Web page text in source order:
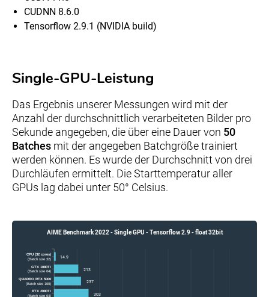
CUDNN 8.6.0
Tensorflow 2.9.1 (NVIDIA build)
Single-GPU-Leistung
Das Ergebnis unserer Messungen wird mit der
Anzahl der durchschnittlich verarbeiteten Bilder pro
Sekunde angegeben, die über eine Dauer von 50
Batches mit der angegeben Batchgröße trainiert
werden können. Es wurde der Durchschnitt von drei
Durchläufen ermittelt. Die Starttemperatur aller
GPUs lag dabei unter 50° Celsius.
RTX 2080TI
(Batch size 64)
QUADRO RTX 5000
(Batch size 160)
GTX 1080TI
(Batch size 64)
CPU (32 cores)
(Batch size 32)
303
237
213
14.9
AIME Benchmark 2022 - Single GPU - Tensorflow 2.9 - float 32bit